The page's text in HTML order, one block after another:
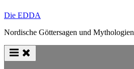
Die EDDA
Nordische Göttersagen und Mythologien